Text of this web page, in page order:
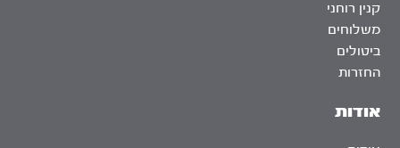
אודות
קנין רוחני
משלוחים
ביטולים
החזרות